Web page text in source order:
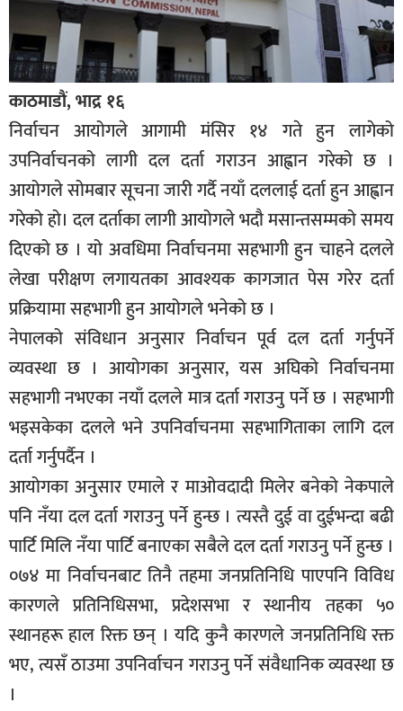
काठमाडौं, भाद्र १६
निर्वाचन आयोगले आगामी मंसिर १४ गते हुन लागेको
उपनिर्वाचनको लागी दल दर्ता गराउन आह्वान गरेको छ ।
आयोगले सोमबार सूचना जारी गर्दै नयाँ दललाई दर्ता हुन आह्वान
गरेको हो। दल दर्ताका लागी आयोगले भदौ मसान्तसम्मको समय
दिएको छ । यो अवधिमा निर्वाचनमा सहभागी हुन चाहने दलले
लेखा परीक्षण लगायतका आवश्यक कागजात पेस गरेर दर्ता
प्रक्रियामा सहभागी हुन आयोगले भनेको छ ।
नेपालको संविधान अनुसार निर्वाचन पूर्व दल दर्ता गर्नुपर्ने
व्यवस्था छ । आयोगका अनुसार, यस अघिको निर्वाचनमा
सहभागी नभएका नयाँ दलले मात्र दर्ता गराउनु पर्ने छ । सहभागी
भइसकेका दलले भने उपनिर्वाचनमा सहभागिताका लागि दल
दर्ता गर्नुपर्दैन ।
आयोगका अनुसार एमाले र माओवदादी मिलेर बनेको नेकपाले
पनि नँया दल दर्ता गराउनु पर्ने हुन्छ । त्यस्तै दुई वा दुईभन्दा बढी
पार्टि मिलि नँया पार्टि बनाएका सबैले दल दर्ता गराउनु पर्ने हुन्छ ।
०७४ मा निर्वाचनबाट तिनै तहमा जनप्रतिनिधि पाएपनि विविध
कारणले प्रतिनिधिसभा, प्रदेशसभा र स्थानीय तहका ५०
स्थानहरू हाल रिक्त छन् । यदि कुनै कारणले जनप्रतिनिधि रक्त
भए, त्यसँ ठाउमा उपनिर्वाचन गराउनु पर्ने संवैधानिक व्यवस्था छ
।